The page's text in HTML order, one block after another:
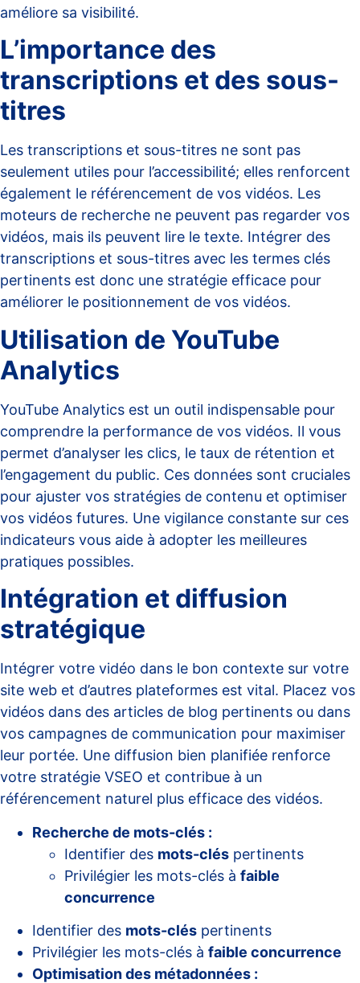
améliore sa visibilité.
L’importance des
transcriptions et des sous-
titres
Les transcriptions et sous-titres ne sont pas
seulement utiles pour l’accessibilité; elles renforcent
également le référencement de vos vidéos. Les
moteurs de recherche ne peuvent pas regarder vos
vidéos, mais ils peuvent lire le texte. Intégrer des
transcriptions et sous-titres avec les termes clés
pertinents est donc une stratégie efficace pour
améliorer le positionnement de vos vidéos.
Utilisation de YouTube
Analytics
YouTube Analytics est un outil indispensable pour
comprendre la performance de vos vidéos. Il vous
permet d’analyser les clics, le taux de rétention et
l’engagement du public. Ces données sont cruciales
pour ajuster vos stratégies de contenu et optimiser
vos vidéos futures. Une vigilance constante sur ces
indicateurs vous aide à adopter les meilleures
pratiques possibles.
Intégration et diffusion
stratégique
Intégrer votre vidéo dans le bon contexte sur votre
site web et d’autres plateformes est vital. Placez vos
vidéos dans des articles de blog pertinents ou dans
vos campagnes de communication pour maximiser
leur portée. Une diffusion bien planifiée renforce
votre stratégie VSEO et contribue à un
référencement naturel plus efficace des vidéos.
Recherche de mots-clés :
Identifier des mots-clés pertinents
Privilégier les mots-clés à faible
concurrence
Identifier des mots-clés pertinents
Privilégier les mots-clés à faible concurrence
Optimisation des métadonnées :